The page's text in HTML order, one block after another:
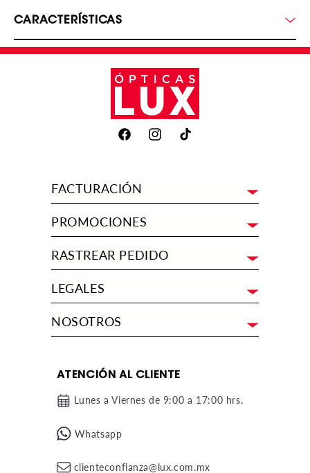
CARACTERÍSTICAS
FacebookInstagramTikTok
FACTURACIÓN
PROMOCIONES
RASTREAR PEDIDO
LEGALES
NOSOTROS
ATENCIÓN AL CLIENTE
Lunes a Viernes de 9:00 a 17:00 hrs.
Whatsapp
clienteconfianza@lux.com.mx